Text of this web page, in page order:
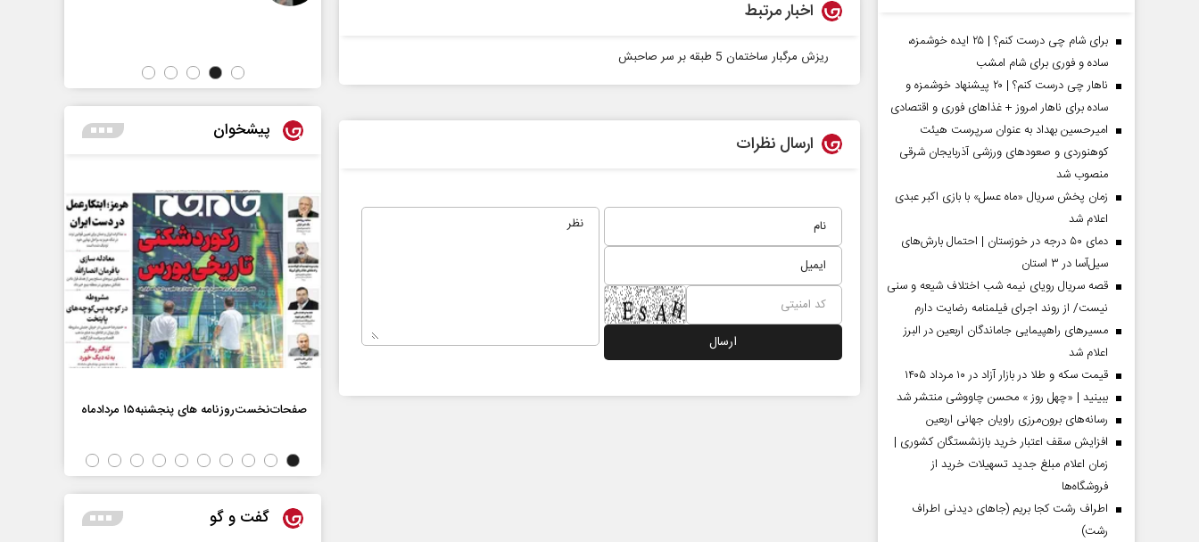
اخبار مرتبط
ریزش مرگبار ساختمان 5 طبقه بر سر صاحبش
ارسال نظرات
برای شام چی درست کنم؟ | ۲۵ ایده خوشمزه،
ساده و فوری برای شام امشب
ناهار چی درست کنم؟ | ۲۰ پیشنهاد خوشمزه و
ساده برای ناهار امروز + غذاهای فوری و اقتصادی
امیرحسین بهداد به عنوان سرپرست هیئت
کوهنوردی و صعودهای ورزشی آذربایجان شرقی
منصوب شد
زمان پخش سریال «ماه عسل» با بازی اکبر عبدی
اعلام شد
دمای ۵۰ درجه در خوزستان | احتمال بارش‌های
سیل‌آسا در ۳ استان
قصه سریال رویای نیمه شب اختلاف شیعه و سنی
نیست/ از روند اجرای فیلمنامه رضایت دارم
مسیر‌های راهپیمایی جاماندگان اربعین در البرز
اعلام شد
قیمت سکه و طلا در بازار آزاد در ۱۰ مرداد ۱۴۰۵
ببینید | «چهل روز » محسن چاووشی منتشر شد
رسانه‌های برون‌مرزی راویان جهانی اربعین
افزایش سقف اعتبار خرید بازنشستگان کشوری |
زمان اعلام مبلغ جدید تسهیلات خرید از
فروشگاه‌ها
اطراف رشت کجا بریم (جاهای دیدنی اطراف
رشت)
رحمت‌الله نوروزی - عضو کمیسیون اجتماعی
مجلس
رضا سپهوند - سخنگوی کمیسیون انرژی مجلس
پیشخوان
صفحات نخست روزنامه ها‌ی‌سه‌شنبه ۶ مردادماه صفحات‌نخست‌روزنامه ها‌ی پنجشنبه‌۱۵ مردادماه
گفت و گو